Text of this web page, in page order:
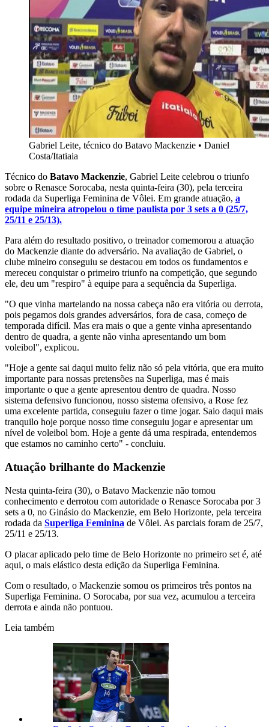
Gabriel Leite, técnico do Batavo Mackenzie • Daniel
Costa/Itatiaia
Técnico do Batavo Mackenzie, Gabriel Leite celebrou o triunfo
sobre o Renasce Sorocaba, nesta quinta-feira (30), pela terceira
rodada da Superliga Feminina de Vôlei. Em grande atuação, a
equipe mineira atropelou o time paulista por 3 sets a 0 (25/7,
25/11 e 25/13).
Para além do resultado positivo, o treinador comemorou a atuação
do Mackenzie diante do adversário. Na avaliação de Gabriel, o
clube mineiro conseguiu se destacou em todos os fundamentos e
mereceu conquistar o primeiro triunfo na competição, que segundo
ele, deu um "respiro" à equipe para a sequência da Superliga.
"O que vinha martelando na nossa cabeça não era vitória ou derrota,
pois pegamos dois grandes adversários, fora de casa, começo de
temporada difícil. Mas era mais o que a gente vinha apresentando
dentro de quadra, a gente não vinha apresentando um bom
voleibol", explicou.
"Hoje a gente sai daqui muito feliz não só pela vitória, que era muito
importante para nossas pretensões na Superliga, mas é mais
importante o que a gente apresentou dentro de quadra. Nosso
sistema defensivo funcionou, nosso sistema ofensivo, a Rose fez
uma excelente partida, conseguiu fazer o time jogar. Saio daqui mais
tranquilo hoje porque nosso time conseguiu jogar e apresentar um
nível de voleibol bom. Hoje a gente dá uma respirada, entendemos
que estamos no caminho certo" - concluiu.
Atuação brilhante do Mackenzie
Nesta quinta-feira (30), o Batavo Mackenzie não tomou
conhecimento e derrotou com autoridade o Renasce Sorocaba por 3
sets a 0, no Ginásio do Mackenzie, em Belo Horizonte, pela terceira
rodada da Superliga Feminina de Vôlei. As parciais foram de 25/7,
25/11 e 25/13.
O placar aplicado pelo time de Belo Horizonte no primeiro set é, até
aqui, o mais elástico desta edição da Superliga Feminina.
Com o resultado, o Mackenzie somou os primeiros três pontos na
Superliga Feminina. O Sorocaba, por sua vez, acumulou a terceira
derrota e ainda não pontuou.
Leia também